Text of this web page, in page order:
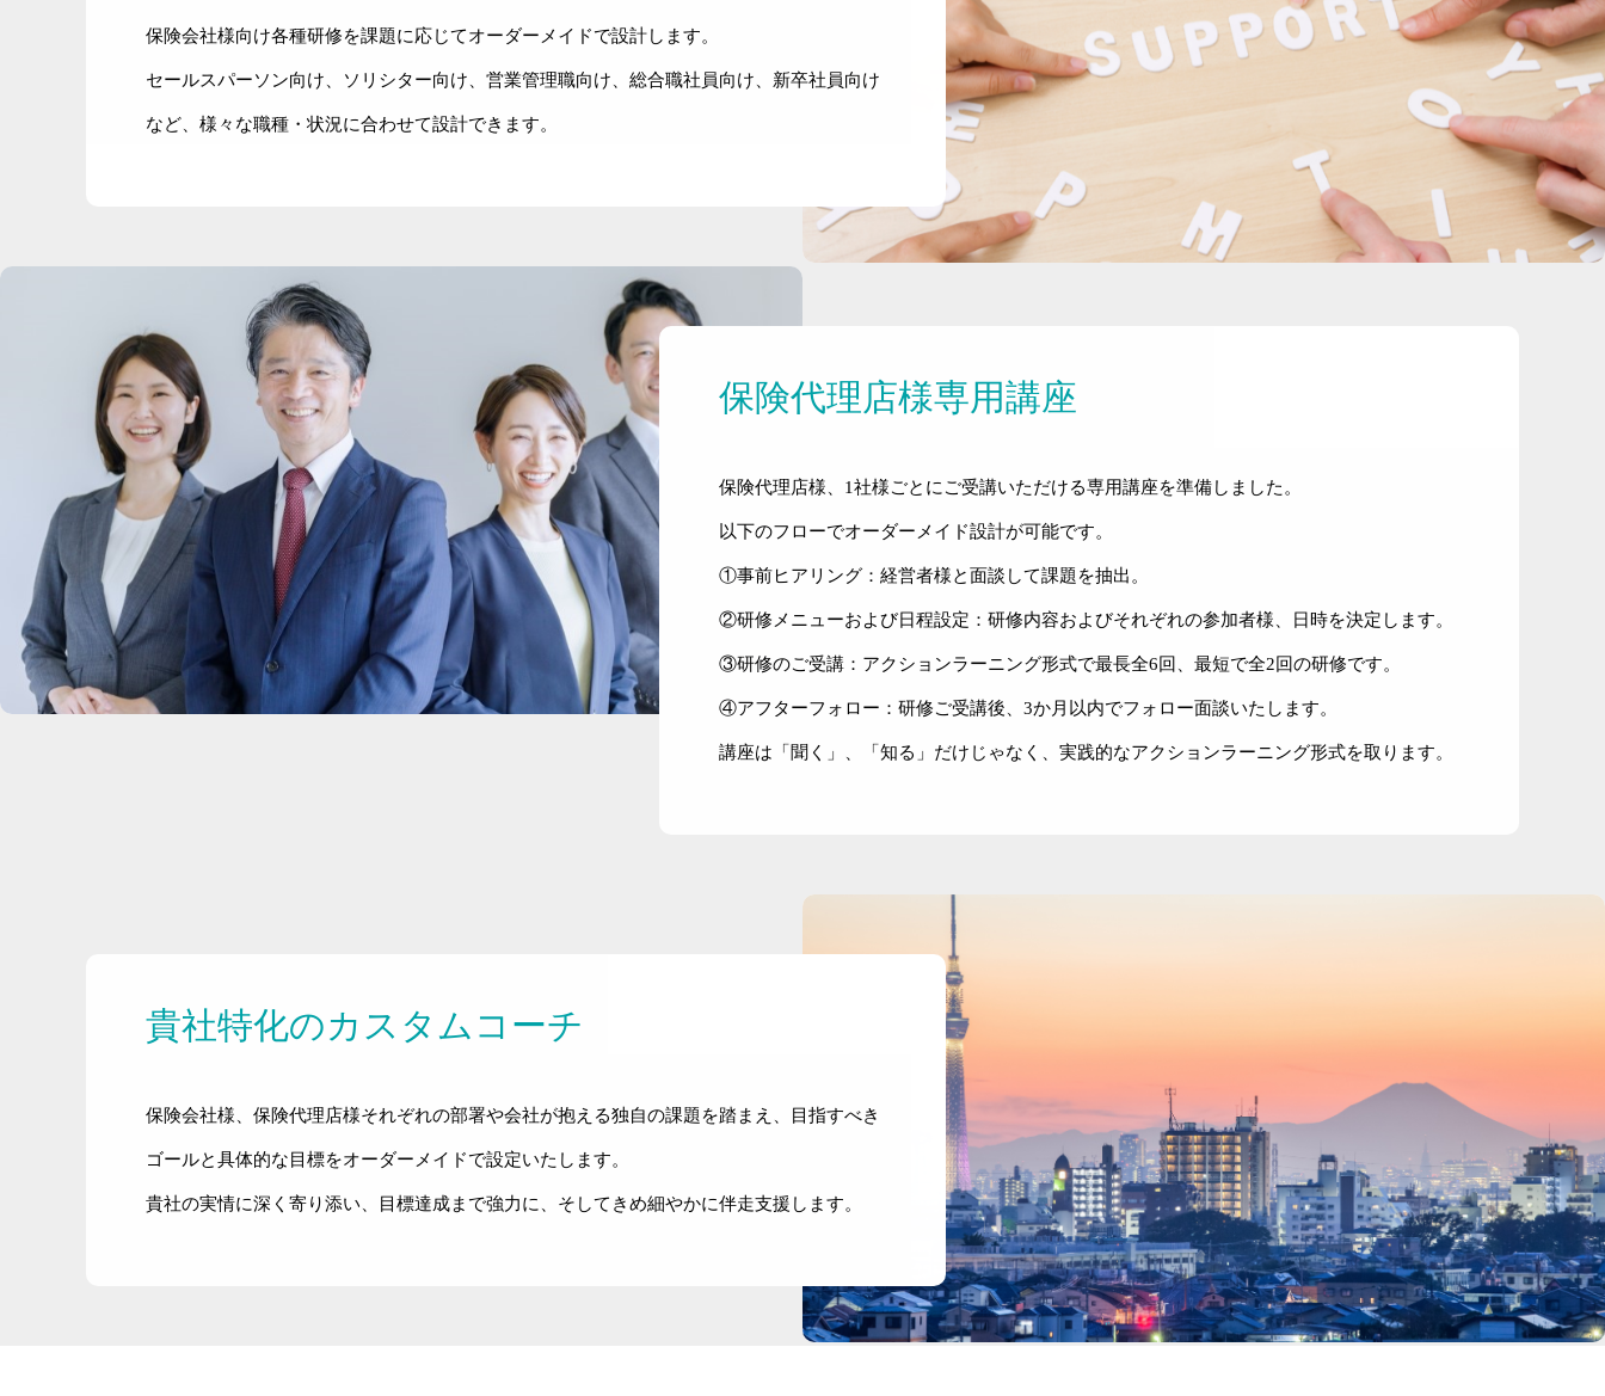
保険会社様向け各種研修を課題に応じてオーダーメイドで設計します。
セールスパーソン向け、ソリシター向け、営業管理職向け、総合職社員向け、新卒社員向け
など、様々な職種・状況に合わせて設計できます。
保険代理店様専用講座
保険代理店様、1社様ごとにご受講いただける専用講座を準備しました。
以下のフローでオーダーメイド設計が可能です。
①事前ヒアリング：経営者様と面談して課題を抽出。
②研修メニューおよび日程設定：研修内容およびそれぞれの参加者様、日時を決定します。
③研修のご受講：アクションラーニング形式で最長全6回、最短で全2回の研修です。
④アフターフォロー：研修ご受講後、3か月以内でフォロー面談いたします。
講座は「聞く」、「知る」だけじゃなく、実践的なアクションラーニング形式を取ります。
貴社特化のカスタムコーチ
保険会社様、保険代理店様それぞれの部署や会社が抱える独自の課題を踏まえ、目指すべき
ゴールと具体的な目標をオーダーメイドで設定いたします。
貴社の実情に深く寄り添い、目標達成まで強力に、そしてきめ細やかに伴走支援します。